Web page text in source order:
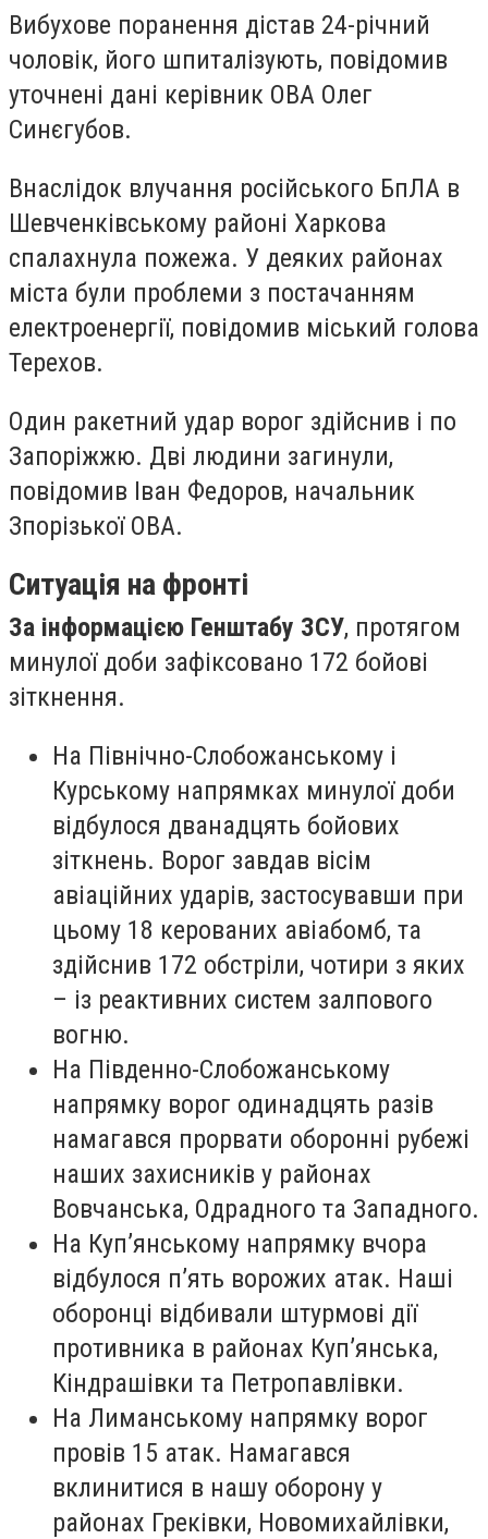
Вибухове поранення дістав 24-річний
чоловік, його шпиталізують, повідомив
уточнені дані керівник ОВА Олег
Синєгубов.
Внаслідок влучання російського БпЛА в
Шевченківському районі Харкова
спалахнула пожежа. У деяких районах
міста були проблеми з постачанням
електроенергії, повідомив міський голова
Терехов.
Один ракетний удар ворог здійснив і по
Запоріжжю. Дві людини загинули,
повідомив Іван Федоров, начальник
Зпорізької ОВА.
Ситуація на фронті
За інформацією Генштабу ЗСУ, протягом
минулої доби зафіксовано 172 бойові
зіткнення.
На Північно-Слобожанському і
Курському напрямках минулої доби
відбулося дванадцять бойових
зіткнень. Ворог завдав вісім
авіаційних ударів, застосувавши при
цьому 18 керованих авіабомб, та
здійснив 172 обстріли, чотири з яких
– із реактивних систем залпового
вогню.
На Південно-Слобожанському
напрямку ворог одинадцять разів
намагався прорвати оборонні рубежі
наших захисників у районах
Вовчанська, Одрадного та Западного.
На Куп’янському напрямку вчора
відбулося п’ять ворожих атак. Наші
оборонці відбивали штурмові дії
противника в районах Куп’янська,
Кіндрашівки та Петропавлівки.
На Лиманському напрямку ворог
провів 15 атак. Намагався
вклинитися в нашу оборону у
районах Греківки, Новомихайлівки,